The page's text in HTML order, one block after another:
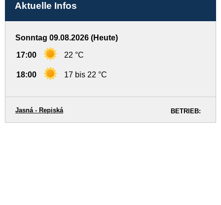
Aktuelle Infos
Sonntag 09.08.2026 (Heute)
17:00 22 °C
18:00 17 bis 22 °C
BETRIEB:
Jasná - Repiská